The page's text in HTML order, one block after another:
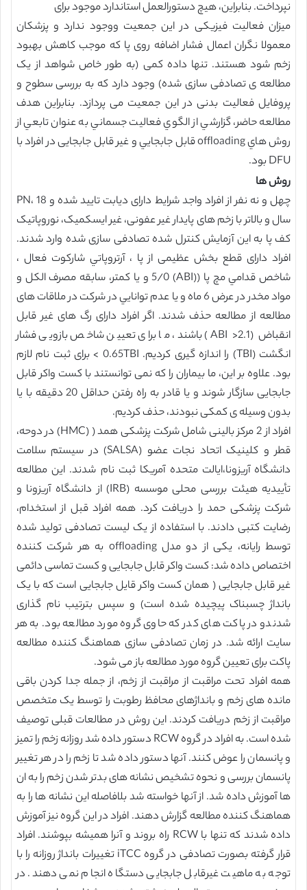
نپرداخت. بنابراین، هیچ دستورالعمل استاندارد موجود برای
میزان فعالیت فیزیکی در این جمعیت ووجود ندارد و پزشکان
معمولا نگران اعمال فشار اضافه روی پا که موجب کاهش بهبود
زخم شود هستند. تنها داده کمی (به طور خاص شواهد از یک
مطالعه ی تصادفی سازی شده) وجود دارد که به بررسی سطوح و
پروفایل فعالیت بدنی در این جمعیت می پردازد. بنابراين هدف
مطالعه حاضر، گزارشي از الگوي فعاليت جسماني به عنوان تابعي از
روش هاي offloading قابل جابجايي و غیر قابل جابجایی در افراد با
DFU بود.
روش ها
چهل و نه نفر از افراد واجد شرایط دارای دیابت تایید شده و PN، 18
سال و بالاتر با زخم های پایدار غیر عفونی، غیر ایسکمیک، نوروپاتیک
کف پا به این آزمایش کنترل شده تصادفی سازی شده وارد شدند.
افراد دارای قطع بخش عظیمی از پا ، آرتروپاتي شارکوت فعال ،
شاخص قدامي مچ پا ((ABI) 5/0 و يا کمتر، سابقه مصرف الکل و
مواد مخدر در عرض 6 ماه و يا عدم توانايي در شرکت در ملاقات های
مطالعه از مطالعه حذف شدند. اگر افراد دارای رگ های غیر قابل
انقباض (ABI >2.1) باشند، ما برای تعیین شاخص بازویی فشار
انگشت (TBI) را اندازه گیری کردیم. 0.65TBI > برای ثبت نام لازم
بود. علاوه بر این، ما بیماران را که نمی توانستند با کست واکر قابل
جابجایی سازگار شوند و یا قادر به راه رفتن حداقل 20 دقیقه با یا
بدون وسیله ی كمكی نبودند، حذف كردیم.
افراد از 2 مرکز بالینی شامل شرکت پزشکی همد ( (HMC) در دوحه،
قطر و کلینیک اتحاد نجات عضو (SALSA) در سیستم سلامت
دانشگاه آریزونا،ایالت متحده آمریکا ثبت نام شدند. این مطالعه
تأییدیه هیئت بررسی محلی موسسه (IRB) از دانشگاه آریزونا و
شرکت پزشکی حمد را دریافت کرد. همه افراد قبل از استخدام،
رضایت کتبی دادند. با استفاده از یک لیست تصادفی تولید شده
توسط رایانه، یکی از دو مدل offloading به هر شرکت کننده
اختصاص داده شد: کست واکر قابل جابجایی و کست تماسی دائمی
غیر قابل جابجایی ( همان کست واکر قایل جابجایی است که با یک
بانداژ چسبناک پیچیده شده است) و سپس بترتیب نام گذاری
شدندو در پاکت های کدر که حاوی گروه مورد مطالعه بود. به هر
سایت ارائه شد. در زمان تصادفی سازی هماهنگ کننده مطالعه
پاکت برای تعیین گروه مورد مطالعه باز می شود.
همه افراد تحت مراقبت از مراقبت از زخم، از جمله جدا کردن باقی
مانده های زخم و بانداژهای محافظ رطوبت را توسط یک متخصص
مراقبت از زخم دریافت کردند. این روش در مطالعات قبلی توصیف
شده است. به افراد در گروه RCW دستور داده شد روزانه زخم را تمیز
و پانسمان را عوض کنند. آنها دستور داده شد تا زخم را در هر تغییر
پانسمان بررسی و نحوه تشخیص نشانه های بدتر شدن زخم را به ان
ها آموزش داده شد. از آنها خواسته شد بلافاصله این نشانه ها را به
هماهنگ کننده مطالعه گزارش دهند. افراد در این گروه نیز آموزش
داده شدند که تنها با RCW راه بروند و آنرا همیشه بپوشند. افراد
قرار گرفته بصورت تصادفی در گروه iTCC تغییرات بانداژ روزانه را با
توجه به ماهیت غیرقابل جابجایی دستگاه انجام نمی دهند. در